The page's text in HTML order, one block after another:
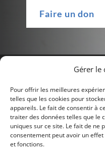
Gérer le
Pour offrir les meilleures
telles que les cookies pour
appareils. Le fait de consentir à
traiter des données telles que le
uniques sur ce site. Le fait de ne
consentement peut avoir un
et fonctions.
Faire un don